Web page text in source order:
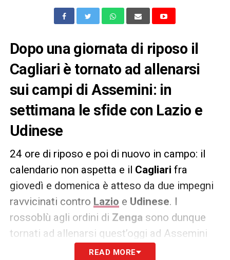
Dopo una giornata di riposo il
Cagliari è tornato ad allenarsi
sui campi di Assemini: in
settimana le sfide con Lazio e
Udinese
24 ore di riposo e poi di nuovo in campo: il
calendario non aspetta e il Cagliari fra
giovedì e domenica è atteso da due impegni
ravvicinati contro Lazio e Udinese. I
rossoblù agli ordini di Zenga sono dunque
tornati ad allenarsi quest’oggi ad Assemini
con una seduta focalizzata al lavoro sulle
READ MORE